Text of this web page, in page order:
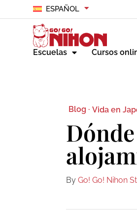
ESPAÑOL
Escuelas Cursos
Blog · Vida en
By Go! Go! Nihon